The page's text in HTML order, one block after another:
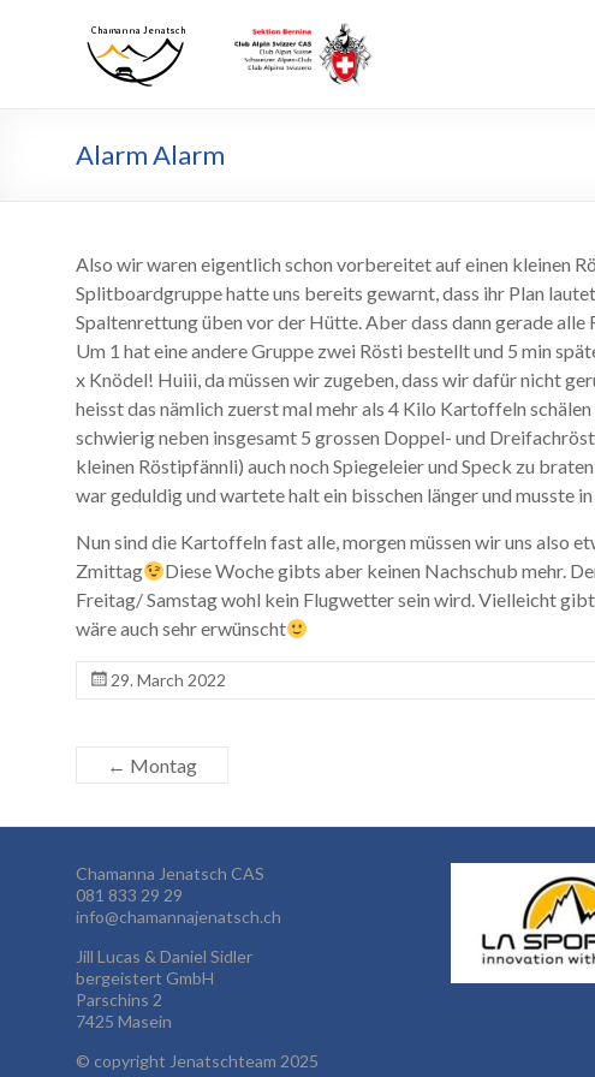
Chamanna
Jenatsch
Chamanna
Jenatsch
Alarm Alarm
Also wir waren eigentlich schon vorbereitet auf einen kleinen
Splitboardgruppe hatte uns bereits gewarnt, dass ihr Plan
Spaltenrettung üben vor der Hütte. Aber dass dann gerade
Um 1 hat eine andere Gruppe zwei Rösti bestellt und 5 min
x Knödel! Huiii, da müssen wir zugeben, dass wir dafür nicht
heisst das nämlich zuerst mal mehr als 4 Kilo Kartoffeln
schwierig neben insgesamt 5 grossen Doppel- und
kleinen Röstipfännli) auch noch Spiegeleier und Speck zu
war geduldig und wartete halt ein bisschen länger und musste
Nun sind die Kartoffeln fast alle, morgen müssen wir uns also
Zmittag
Diese Woche gibts aber keinen Nachschub mehr.
Freitag/ Samstag wohl kein Flugwetter sein wird. Vielleicht gibt
wäre auch sehr erwünscht
29. March 2022
← Montag
Chamanna Jenatsch CAS
081 833 29 29
info@chamannajenatsch.ch
Jill Lucas & Daniel Sidler
bergeistert GmbH
Parschins 2
7425 Masein
© copyright Jenatschteam 2025